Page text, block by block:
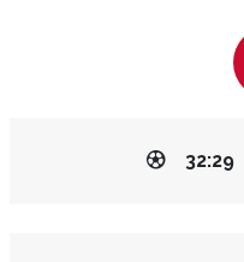
32:29